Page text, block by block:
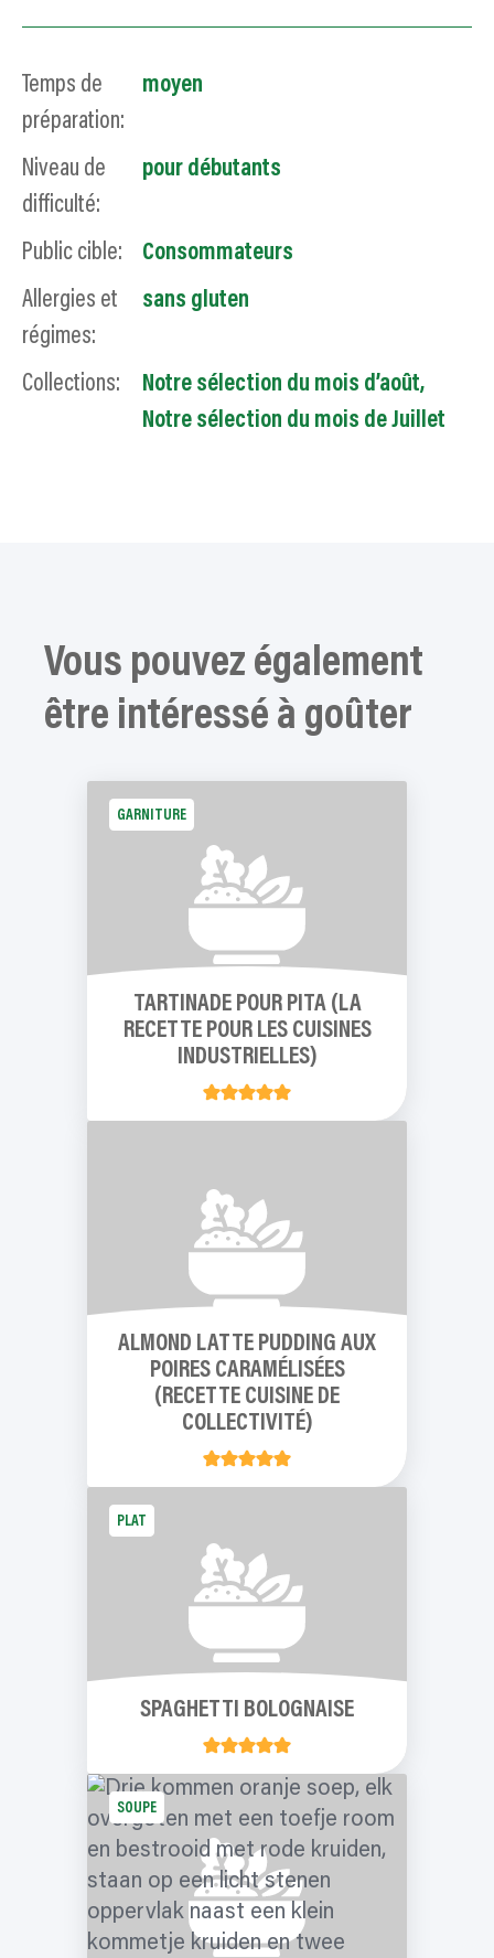
Temps de
préparation:
moyen
Niveau de
difficulté:
pour débutants
Public cible:
Consommateurs
Allergies et
régimes:
sans gluten
Collections: Notre sélection du mois d’août,
Notre sélection du mois de Juillet
Vous pouvez également
être intéressé à goûter
GARNITURE
TARTINADE POUR PITA (LA
RECETTE POUR LES CUISINES
INDUSTRIELLES)
ALMOND LATTE PUDDING AUX
POIRES CARAMÉLISÉES
(RECETTE CUISINE DE
COLLECTIVITÉ)
PLAT
SPAGHETTI BOLOGNAISE
SOUPE